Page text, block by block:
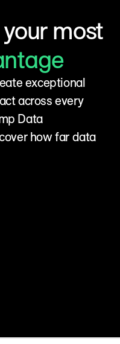
most
exceptional
across every
Data
how far data